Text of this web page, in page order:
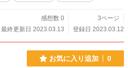
感想数 0
3ページ
最終更新日 2023.03.13
登録日 2023.03.12
お気に入り追加 0